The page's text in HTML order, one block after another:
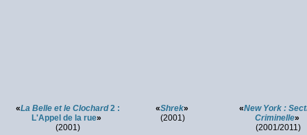
«La Belle et le Clochard2 :
L'Appel de la rue»
(2001)
«Shrek»
(2001)
«New York :
Criminelle»
(2001/2011)